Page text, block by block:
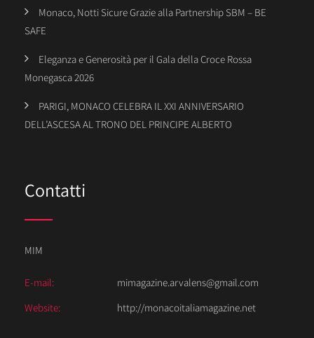
Monaco, Notti Sicure Grazie alla Partnership SBM – BE
SAFE
Eleganza e Generosità per il Gala della Croce Rossa
Monegasca 2026
PARIGI, MONACO CELEBRA IL XXI ANNIVERSARIO
DELL’ASCESA AL TRONO DEL PRINCIPE ALBERTO
Contatti
MIM
E-mail:
mimagazine.arvalens@gmail.com
Website:
http://monacoitaliamagazine.net